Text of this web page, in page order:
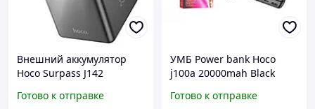
Внешний аккумулятор
Hoco Surpass J142
[131318]
Готово к отправке
УМБ Power bank Hoco
j100a 20000mah Black
Готово к отправке